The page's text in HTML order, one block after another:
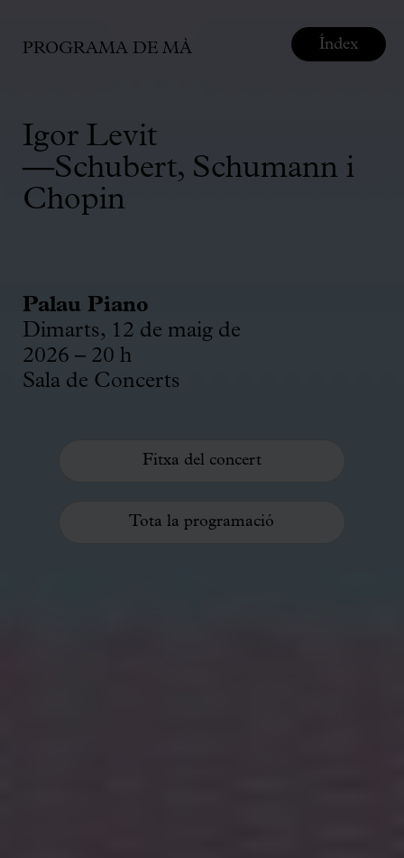
PROGRAMA DE MÀ
Igor Levit
—Schubert, Schumann i
Chopin
Palau Piano
Dimarts, 12 de maig de
2026 – 20 h
Sala de Concerts
Fitxa del concert
Tota la programació
Índex